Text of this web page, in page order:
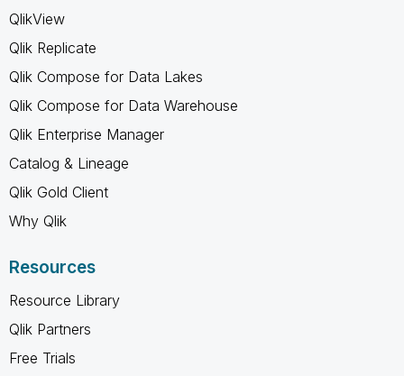
QlikView
Qlik Replicate
Qlik Compose for Data Lakes
Qlik Compose for Data Warehouse
Qlik Enterprise Manager
Catalog & Lineage
Qlik Gold Client
Why Qlik
Resources
Resource Library
Qlik Partners
Free Trials